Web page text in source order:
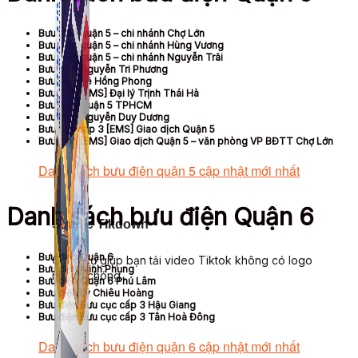
Simple Tikdown
Công cụ giúp bạn tải video Tiktok không có logo
nhanh chóng.
Bưu điện quận 5 – chi nhánh Chợ Lớn
Bưu điện quận 5 – chi nhánh Hùng Vương
Bưu điện quận 5 – chi nhánh Nguyễn Trãi
Bưu điện Nguyễn Tri Phương
Bưu điện Lê Hồng Phong
Bưu điện [EMS] Đại lý Trịnh Thái Hà
Bưu điện Quận 5 TPHCM
Bưu điện Nguyễn Duy Dương
Bưu cục cấp 3 [EMS] Giao dịch Quận 5
Bưu điện [EMS] Giao dịch Quận 5 – văn phòng VP BĐTT Chợ Lớn
Danh sách bưu điện quận 5 cập nhật mới nhất
Danh sách bưu điện Quận 6
Bưu điện Quận 6
Bưu điện Minh Phụng
Bưu điện Quận 6 Phú Lâm
Bưu điện Lý Chiêu Hoàng
Bưu điện Bưu cục cấp 3 Hậu Giang
Bưu điện Bưu cục cấp 3 Tân Hoà Đông
Danh sách bưu điện quận 6 cập nhật mới nhất